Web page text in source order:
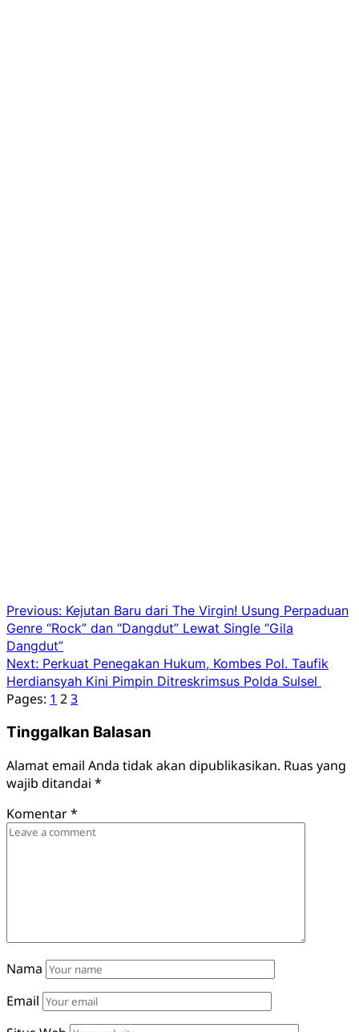
Post
navigation
Previous: Kejutan Baru dari The Virgin! Usung Perpaduan
Genre “Rock” dan “Dangdut” Lewat Single “Gila
Dangdut”
Next: Perkuat Penegakan Hukum, Kombes Pol. Taufik
Herdiansyah Kini Pimpin Ditreskrimsus Polda Sulsel ​
Pages: 1 23
Tinggalkan Balasan
Alamat email Anda tidak akan dipublikasikan. Ruas yang
wajib ditandai *
Komentar*
Nama
Email